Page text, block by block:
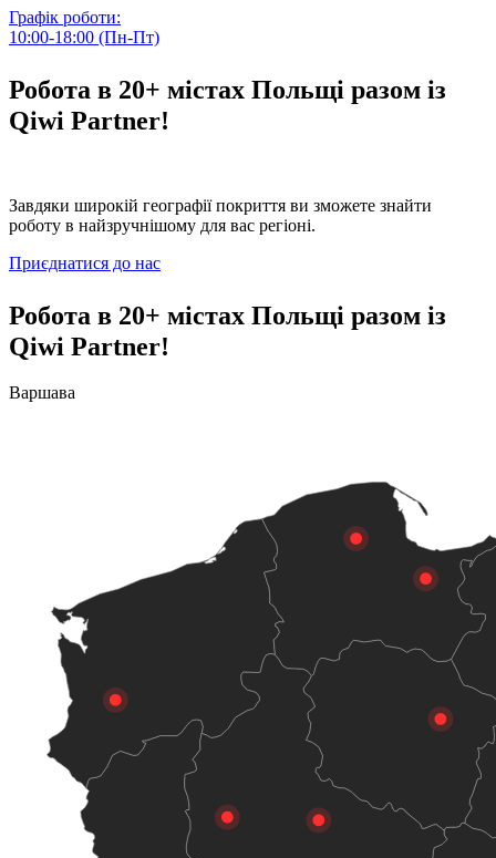
Графік роботи:
10:00-18:00 (Пн-Пт)
Робота в 20+ містах Польщі разом із
Qiwi Partner!
Завдяки широкій географії покриття ви зможете знайти
роботу в найзручнішому для вас регіоні.
Приєднатися до нас
Робота в 20+ містах Польщі разом із
Qiwi Partner!
Варшава